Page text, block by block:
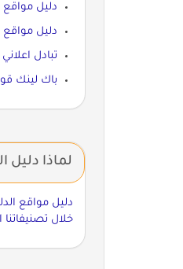
دليل
دليل
تبادل
باك لينك
لماذا دليل
دليل مواقع
خلال تصنيفاتنا